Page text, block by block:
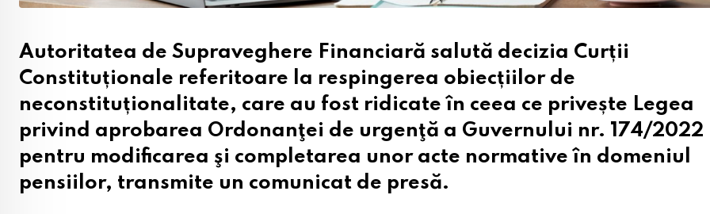
Autoritatea de Supraveghere Financiară salută decizia Curții
Constituționale referitoare la respingerea obiecțiilor de
neconstituționalitate, care au fost ridicate în ceea ce privește Legea
privind aprobarea Ordonanţei de urgenţă a Guvernului nr. 174/2022
pentru modificarea şi completarea unor acte normative în domeniul
pensiilor, transmite un comunicat de presă.